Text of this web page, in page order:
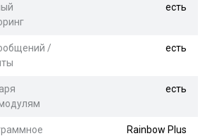
есть
/
есть
есть
Rainbow Plus